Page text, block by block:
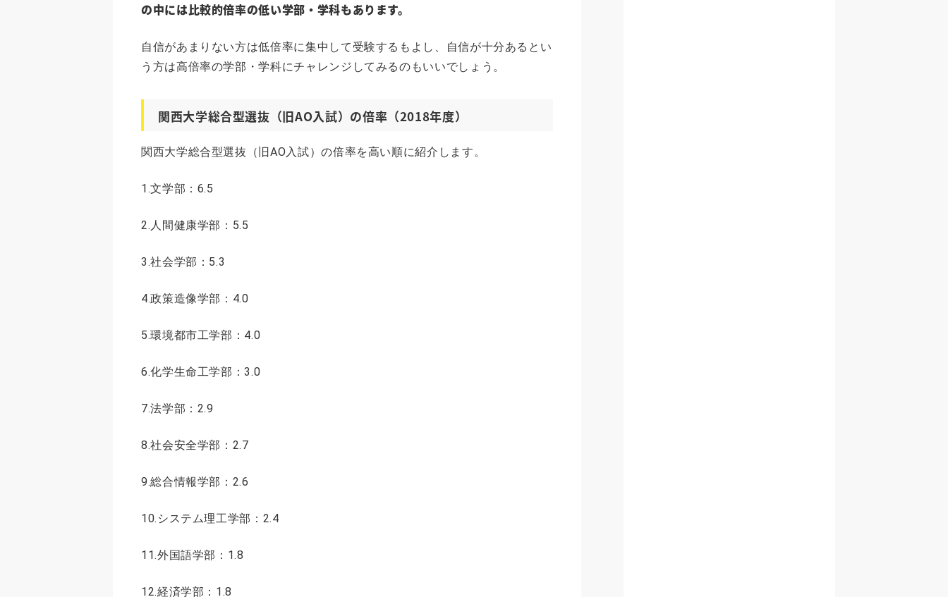
の中には比較的倍率の低い学部・学科もあります。
自信があまりない方は低倍率に集中して受験するもよし、自信が十分あるとい
う方は高倍率の学部・学科にチャレンジしてみるのもいいでしょう。
関西大学総合型選抜（旧AO入試）の倍率（2018年度）
関西大学総合型選抜（旧AO入試）の倍率を高い順に紹介します。
1.文学部：6.5
2.人間健康学部：5.5
3.社会学部：5.3
4.政策造像学部：4.0
5.環境都市工学部：4.0
6.化学生命工学部：3.0
7.法学部：2.9
8.社会安全学部：2.7
9.総合情報学部：2.6
10.システム理工学部：2.4
11.外国語学部：1.8
12.経済学部：1.8